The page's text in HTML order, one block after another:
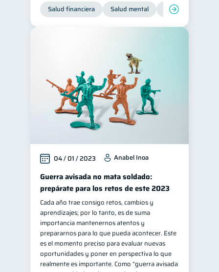
Salud financiera Salud mental Inclusión
04 / 01 / 2023 Anabel Inoa
Guerra avisada no mata soldado:
prepárate para los retos de este 2023
Cada año trae consigo retos, cambios y
aprendizajes; por lo tanto, es de suma
importancia mantenernos atentos y
prepararnos para lo que pueda acontecer. Este
es el momento preciso para evaluar nuevas
oportunidades y poner en perspectiva lo que
realmente es importante. Como “guerra avisada